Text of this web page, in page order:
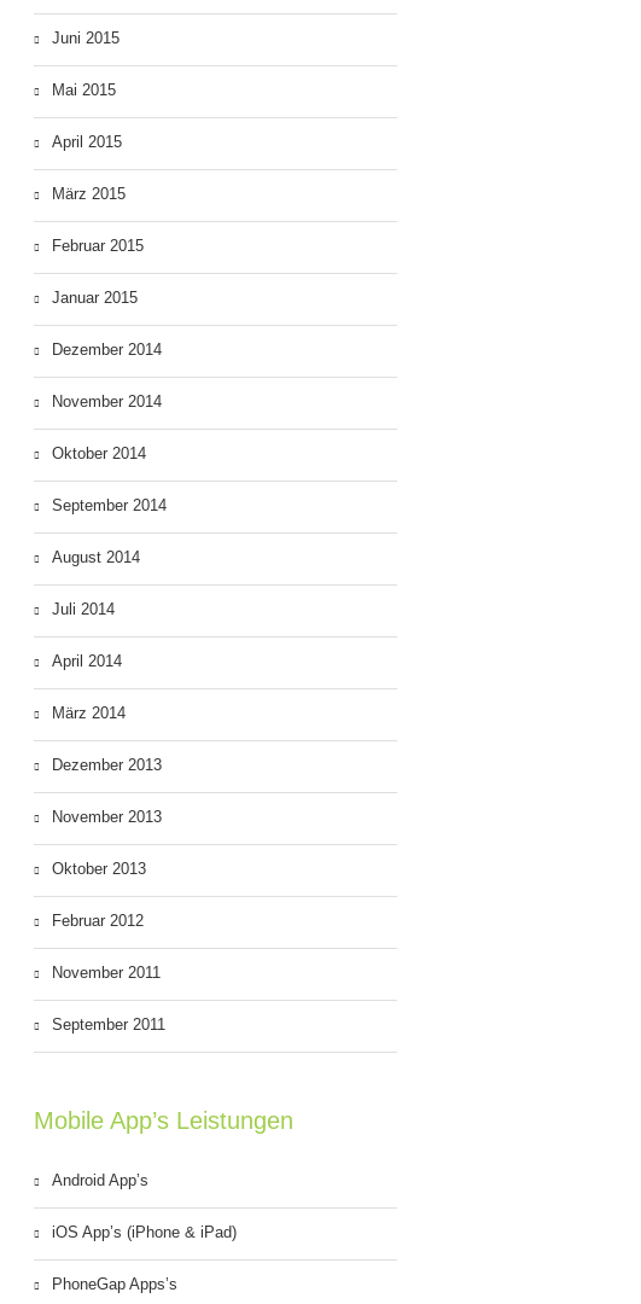
Juni 2015
Mai 2015
April 2015
März 2015
Februar 2015
Januar 2015
Dezember 2014
November 2014
Oktober 2014
September 2014
August 2014
Juli 2014
April 2014
März 2014
Dezember 2013
November 2013
Oktober 2013
Februar 2012
November 2011
September 2011
Mobile App’s Leistungen
Android App’s
iOS App’s (iPhone & iPad)
PhoneGap Apps’s